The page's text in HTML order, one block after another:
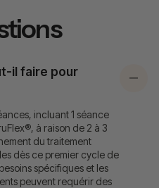
il faire pour
incluant 1 séance
à raison de 2 à 3
du traitement
dès ce premier cycle de
spécifiques et les
peuvent requérir des